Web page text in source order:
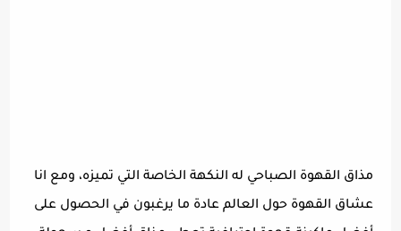
مذاق القهوة الصباحي له النكهة الخاصة التي تميزه، ومع انا
عشاق القهوة حول العالم عادة ما يرغبون في الحصول على